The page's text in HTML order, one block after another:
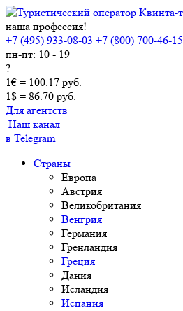
наша профессия!
+7 (495) 933-08-03 +7 (800) 700-46-15
пн-пт: 10 - 19
?
1€ = 100.17 руб.
1$ = 86.70 руб.
Для агентств
Наш канал
в Telegram
Страны
Европа
Австрия
Великобритания
Венгрия
Германия
Гренландия
Греция
Дания
Исландия
Испания